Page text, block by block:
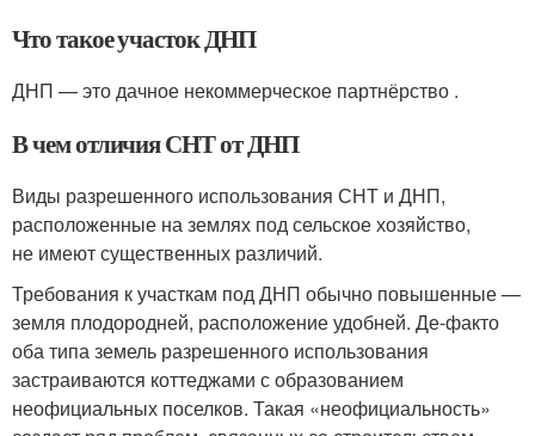
Что такое участок ДНП
ДНП — это дачное некоммерческое партнёрство .
В чем отличия СНТ от ДНП
Виды разрешенного использования СНТ и ДНП,
расположенные на землях под сельское хозяйство,
не имеют существенных различий.
Требования к участкам под ДНП обычно повышенные —
земля плодородней, расположение удобней. Де-факто
оба типа земель разрешенного использования
застраиваются коттеджами с образованием
неофициальных поселков. Такая «неофициальность»